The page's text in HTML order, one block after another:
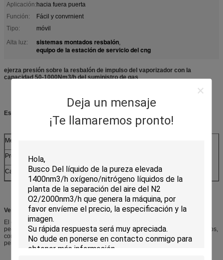
Deja un mensaje
¡Te llamaremos pronto!
Aplicación:hacia fuera puerta
Función:
Fácil y convrnient
Tipo:
móvil
Alta luz:
sistemas montados resbalón,
equipo de la estación de servicio del cng
ejerza presión sobre la resbalón de impulso del vaporizador con la
capacidad 50-1000Nm3/h del suministro de gas
Especificaciones:
Medio de funcionamiento
Presión de funcionamiento
Capacidad del suministro de gas50-10000Nm3/h
Ventaja competitiva:
El equipo montado resbalón del GASERO tiene las ventajas del tamaño
pequeñas, del punto bajo de la inversión, de la elevación y del transporte altos,
convenientes, operación simple de la modularidad, en el cortocircuito del
período de la instalación del sitio, y la gama etc. ancho del uso.